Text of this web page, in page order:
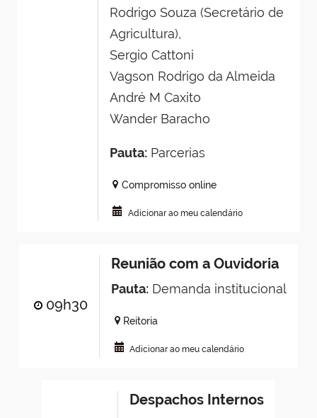
Rodrigo Souza (Secretário de
Agricultura),
Sergio Cattoni
Vagson Rodrigo da Almeida
André M Caxito
Wander Baracho
Pauta:Parcerias
Compromisso online
Adicionar ao meu calendário
09h30
Reunião com a Ouvidoria
Pauta:Demanda institucional
Reitoria
Adicionar ao meu calendário
Despachos Internos